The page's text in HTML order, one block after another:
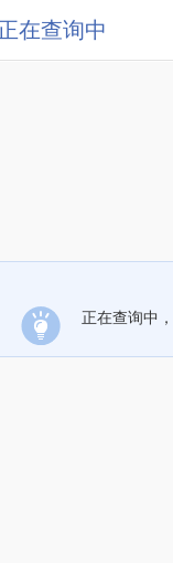
在查询中
正在查询中